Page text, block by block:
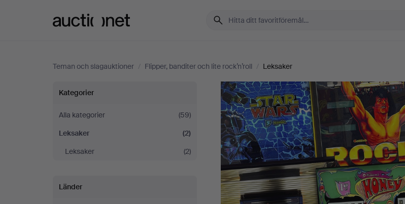
Teman och slagauktioner / Flipper, banditer och lite rock’n’roll / Leksaker
Flipper,
banditer
och
rock’n’roll
Kategorier
Alla kategorier
(59)
Leksaker
(2)
Leksaker
(2)
Länder